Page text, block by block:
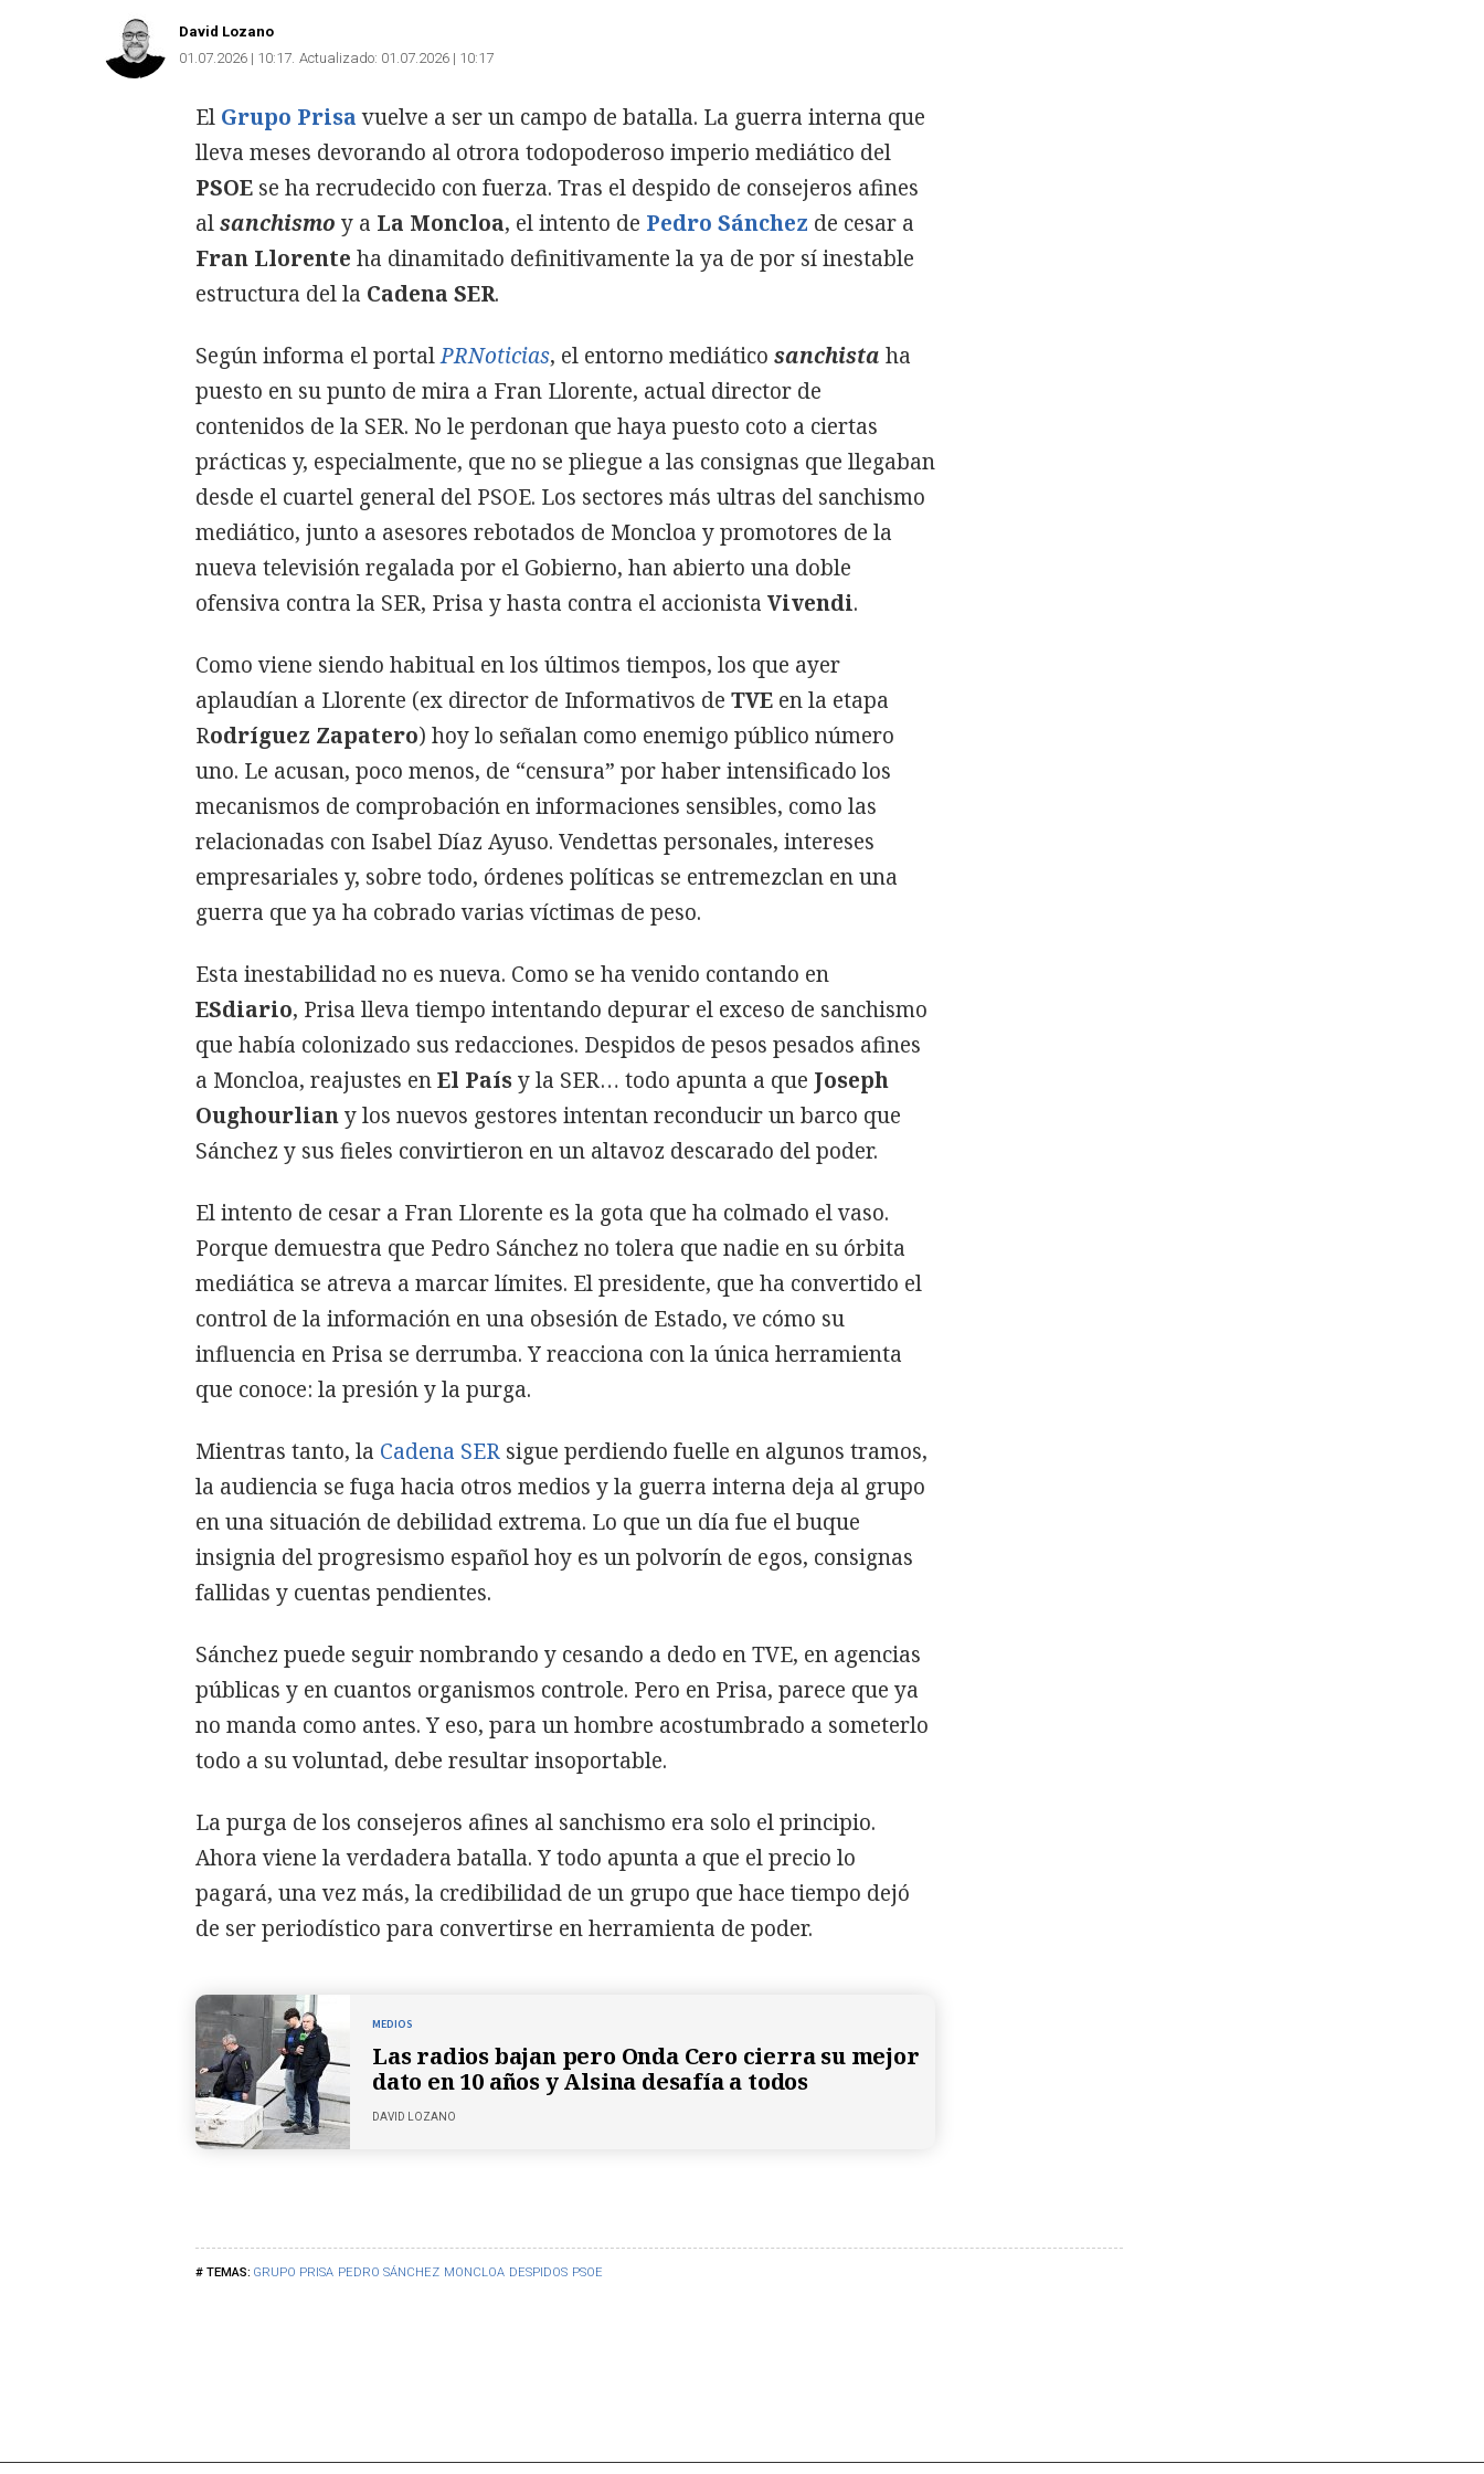
David Lozano
01.07.2026 | 10:17 Actualizado: 01.07.2026 | 10:17
GRUPO PRISA PEDRO SÁNCHEZ MONCLOA DESPIDOS PSOE
El Grupo Prisa vuelve a ser un campo de batalla. La guerra interna que
lleva meses devorando al otrora todopoderoso imperio mediático del
PSOE se ha recrudecido con fuerza. Tras el despido de consejeros afines
alsanchismo y a La Moncloa, el intento de Pedro Sánchez de cesar a
Fran Llorente ha dinamitado definitivamente la ya de por sí inestable
estructura del la Cadena SER.
Según informa el portalPRNoticias, el entorno mediático sanchista ha
puesto en su punto de mira a Fran Llorente, actual director de
contenidos de la SER. No le perdonan que haya puesto coto a ciertas
prácticas y, especialmente, que no se pliegue a las consignas que llegaban
desde el cuartel general del PSOE. Los sectores más ultras del sanchismo
mediático, junto a asesores rebotados de Moncloa y promotores de la
nueva televisión regalada por el Gobierno, han abierto una doble
ofensiva contra la SER, Prisa y hasta contra el accionista Vivendi.
Como viene siendo habitual en los últimos tiempos, los que ayer
aplaudían a Llorente (ex director de Informativos de TVE en la etapa
Rodríguez Zapatero) hoy lo señalan como enemigo público número
uno. Le acusan, poco menos, de “censura” por haber intensificado los
mecanismos de comprobación en informaciones sensibles, como las
relacionadas con Isabel Díaz Ayuso. Vendettas personales, intereses
empresariales y, sobre todo, órdenes políticas se entremezclan en una
guerra que ya ha cobrado varias víctimas de peso.
Esta inestabilidad no es nueva. Como se ha venido contando en
ESdiario, Prisa lleva tiempo intentando depurar el exceso de sanchismo
que había colonizado sus redacciones. Despidos de pesos pesados afines
a Moncloa, reajustes enEl Paísy la SER… todo apunta a que Joseph
Oughourliany los nuevos gestores intentan reconducir un barco que
Sánchez y sus fieles convirtieron en un altavoz descarado del poder.
El intento de cesar a Fran Llorente es la gota que ha colmado el vaso.
Porque demuestra que Pedro Sánchez no tolera que nadie en su órbita
mediática se atreva a marcar límites. El presidente, que ha convertido el
control de la información en una obsesión de Estado, ve cómo su
influencia en Prisa se derrumba. Y reacciona con la única herramienta
que conoce: la presión y la purga.
Mientras tanto, la Cadena SER sigue perdiendo fuelle en algunos tramos,
la audiencia se fuga hacia otros medios y la guerra interna deja al grupo
en una situación de debilidad extrema. Lo que un día fue el buque
insignia del progresismo español hoy es un polvorín de egos, consignas
fallidas y cuentas pendientes.
Sánchez puede seguir nombrando y cesando a dedo en TVE, en agencias
públicas y en cuantos organismos controle. Pero en Prisa, parece que ya
no manda como antes. Y eso, para un hombre acostumbrado a someterlo
todo a su voluntad, debe resultar insoportable.
La purga de los consejeros afines al sanchismo era solo el principio.
Ahora viene la verdadera batalla. Y todo apunta a que el precio lo
pagará, una vez más, la credibilidad de un grupo que hace tiempo dejó
de ser periodístico para convertirse en herramienta de poder.
MEDIOS
Las radios bajan pero Onda Cero cierra su mejor
dato en 10 años y Alsina desafía a todos
DAVID LOZANO